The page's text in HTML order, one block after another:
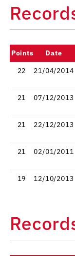
Points Date
22
21/04/2014
21 07/12/2013
21 22/12/2013
21 02/01/2011
19 12/10/2013